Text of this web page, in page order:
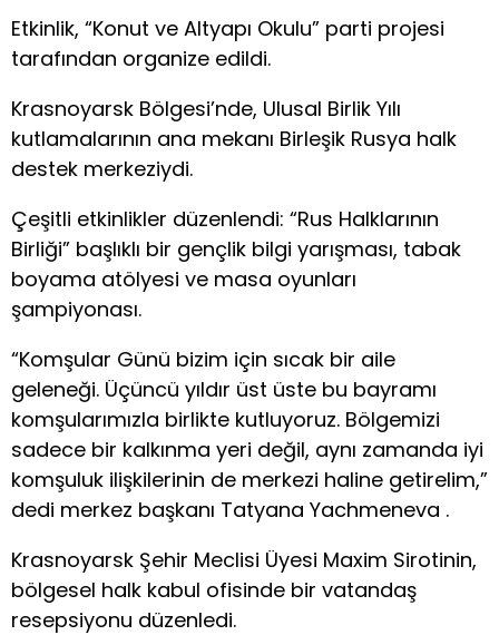
Etkinlik, “Konut ve Altyapı Okulu” parti projesi
tarafından organize edildi.
Krasnoyarsk Bölgesi’nde, Ulusal Birlik Yılı
kutlamalarının ana mekanı Birleşik Rusya halk
destek merkeziydi.
Çeşitli etkinlikler düzenlendi: “Rus Halklarının
Birliği” başlıklı bir gençlik bilgi yarışması, tabak
boyama atölyesi ve masa oyunları
şampiyonası.
“Komşular Günü bizim için sıcak bir aile
geleneği. Üçüncü yıldır üst üste bu bayramı
komşularımızla birlikte kutluyoruz. Bölgemizi
sadece bir kalkınma yeri değil, aynı zamanda iyi
komşuluk ilişkilerinin de merkezi haline getirelim,”
dedi merkez başkanı Tatyana Yachmeneva .
Krasnoyarsk Şehir Meclisi Üyesi Maxim Sirotinin,
bölgesel halk kabul ofisinde bir vatandaş
resepsiyonu düzenledi.